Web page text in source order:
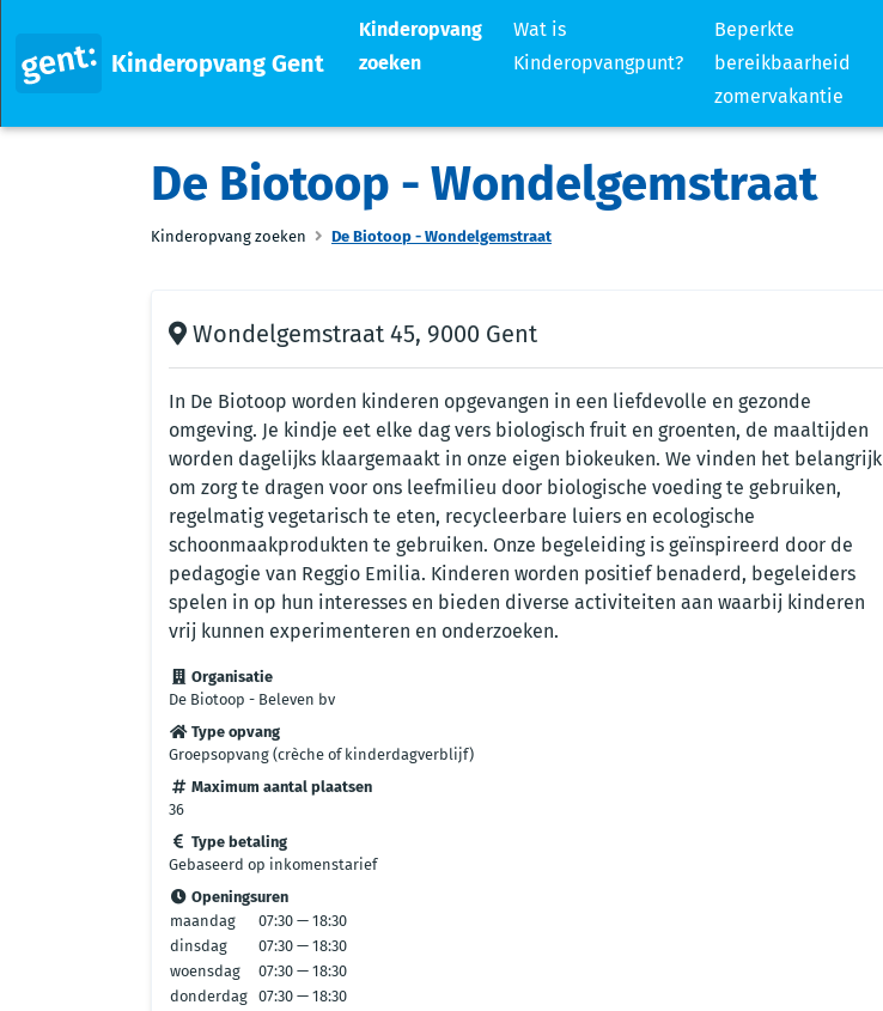
Kinderopvang Gent
Kinderopvang
zoeken
Wat is
Kinderopvangpunt?
Beperkte
bereikbaarheid
zomervakantie
De Biotoop - Wondelgemstraat
Kinderopvang zoeken De Biotoop - Wondelgemstraat
Wondelgemstraat 45, 9000 Gent
In De Biotoop worden kinderen opgevangen in een liefdevolle en gezonde
omgeving. Je kindje eet elke dag vers biologisch fruit en groenten, de maaltijden
worden dagelijks klaargemaakt in onze eigen biokeuken. We vinden het belangrijk
om zorg te dragen voor ons leefmilieu door biologische voeding te gebruiken,
regelmatig vegetarisch te eten, recycleerbare luiers en ecologische
schoonmaakprodukten te gebruiken. Onze begeleiding is geïnspireerd door de
pedagogie van Reggio Emilia. Kinderen worden positief benaderd, begeleiders
spelen in op hun interesses en bieden diverse activiteiten aan waarbij kinderen
vrij kunnen experimenteren en onderzoeken.
Organisatie
De Biotoop - Beleven bv
Type opvang
Groepsopvang (crèche of kinderdagverblijf)
Maximum aantal plaatsen
36
Type betaling
Gebaseerd op inkomenstarief
Openingsuren
maandag
07:30 — 18:30
dinsdag
07:30 — 18:30
woensdag
07:30 — 18:30
donderdag 07:30 — 18:30